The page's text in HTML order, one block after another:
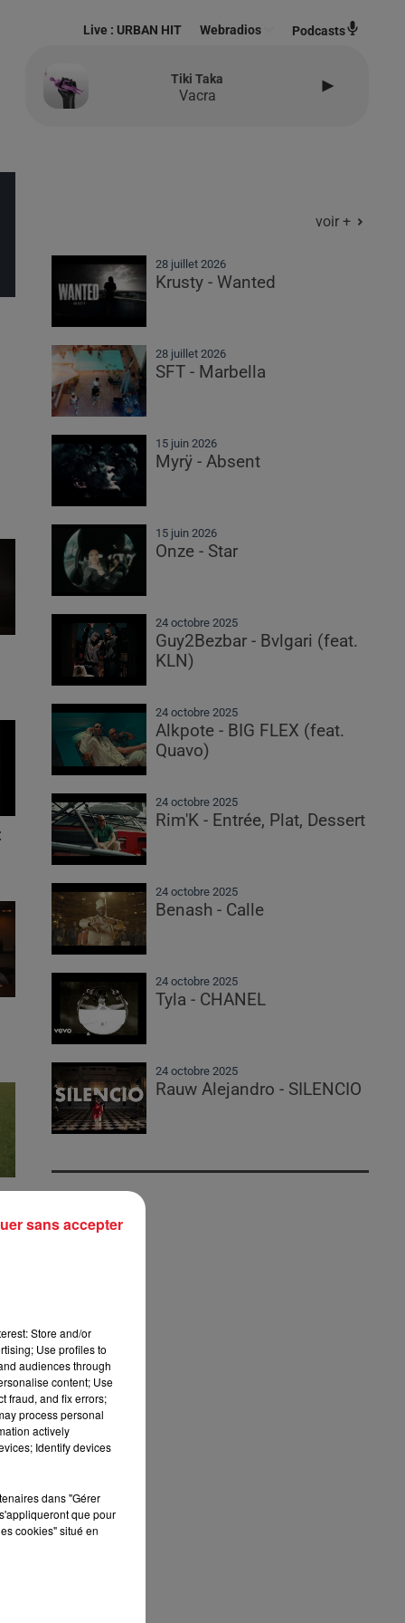
Live : URBAN HIT Webradios Podcasts
Weeknd)
Gesaffelstein
voir +
28 juillet 2026
Krusty - Wanted
28 juillet 2026
SFT - Marbella
15 juin 2026
Myrÿ - Absent
15 juin 2026
Onze - Star
24 octobre 2025
Guy2Bezbar - Bvlgari (feat.
KLN)
24 octobre 2025
Alkpote - BIG FLEX (feat.
Quavo)
24 octobre 2025
Rim'K - Entrée, Plat, Dessert
24 octobre 2025
Benash - Calle
24 octobre 2025
Tyla - CHANEL
24 octobre 2025
Rauw Alejandro - SILENCIO
Store and/or
Use profiles to
audiences through
content; Use
fraud, and fix errors;
process personal
actively
Identify devices
dans "Gérer
que pour
cookies" situé en
sans accepter